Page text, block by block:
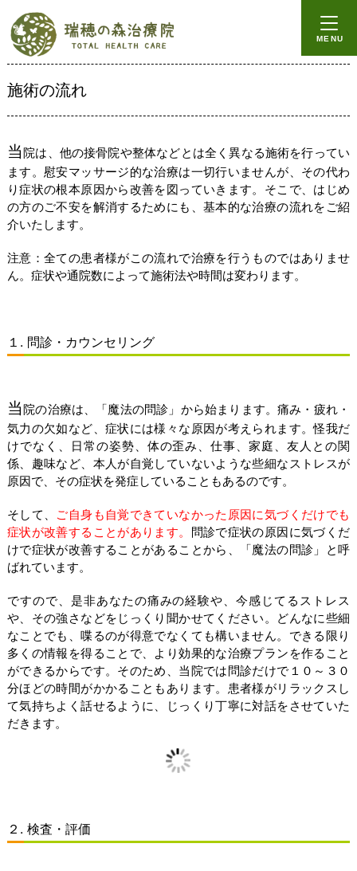
MENU
施術の流れ
当院は、他の接骨院や整体などとは全く異なる施術を行ってい
ます。慰安マッサージ的な治療は一切行いませんが、その代わ
り症状の根本原因から改善を図っていきます。そこで、はじめ
の方のご不安を解消するためにも、基本的な治療の流れをご紹
介いたします。
注意：全ての患者様がこの流れで治療を行うものではありませ
ん。症状や通院数によって施術法や時間は変わります。
１. 問診・カウンセリング
当院の治療は、「魔法の問診」から始まります。痛み・疲れ・
気力の欠如など、症状には様々な原因が考えられます。怪我だ
けでなく、日常の姿勢、体の歪み、仕事、家庭、友人との関
係、趣味など、本人が自覚していないような些細なストレスが
原因で、その症状を発症していることもあるのです。
そして、 ご自身も自覚できていなかった原因に気づくだけでも
症状が改善することがあります。 問診で症状の原因に気づくだ
けで症状が改善することがあることから、「魔法の問診」と呼
ばれています。
ですので、是非あなたの痛みの経験や、今感じてるストレス
や、その強さなどをじっくり聞かせてください。どんなに些細
なことでも、喋るのが得意でなくても構いません。できる限り
多くの情報を得ることで、より効果的な治療プランを作ること
ができるからです。そのため、当院では問診だけで１０～３０
分ほどの時間がかかることもあります。患者様がリラックスし
て気持ちよく話せるように、じっくり丁寧に対話をさせていた
だきます。
２. 検査・評価
ビジネスイップス
改善実績
ーイップス
ー心因性の症状
ー身体の痛み
施術内容
施術の流れ
店舗案内
LINE予約・問合せ